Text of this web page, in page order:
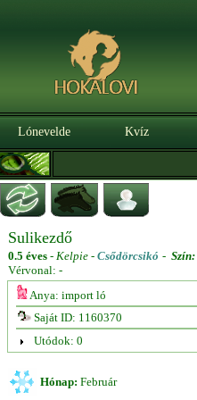
Lónevelde Kvíz
Sulikezdő
0.5 éves - Kelpie - Csődörcsikó - Szín:
Vérvonal: -
Anya: import ló
Saját ID: 1160370
Utódok: 0
Hónap: Február